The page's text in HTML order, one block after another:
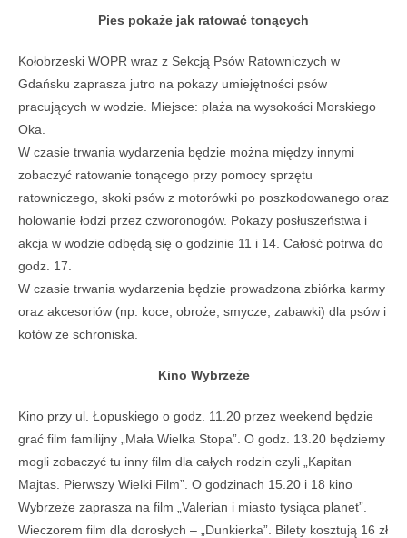
Pies pokaże jak ratować tonących
Kołobrzeski WOPR wraz z Sekcją Psów Ratowniczych w
Gdańsku zaprasza jutro na pokazy umiejętności psów
pracujących w wodzie. Miejsce: plaża na wysokości Morskiego
Oka.
W czasie trwania wydarzenia będzie można między innymi
zobaczyć ratowanie tonącego przy pomocy sprzętu
ratowniczego, skoki psów z motorówki po poszkodowanego oraz
holowanie łodzi przez czworonogów. Pokazy posłuszeństwa i
akcja w wodzie odbędą się o godzinie 11 i 14. Całość potrwa do
godz. 17.
W czasie trwania wydarzenia będzie prowadzona zbiórka karmy
oraz akcesoriów (np. koce, obroże, smycze, zabawki) dla psów i
kotów ze schroniska.
Kino Wybrzeże
Kino przy ul. Łopuskiego o godz. 11.20 przez weekend będzie
grać film familijny „Mała Wielka Stopa”. O godz. 13.20 będziemy
mogli zobaczyć tu inny film dla całych rodzin czyli „Kapitan
Majtas. Pierwszy Wielki Film”. O godzinach 15.20 i 18 kino
Wybrzeże zaprasza na film „Valerian i miasto tysiąca planet”.
Wieczorem film dla dorosłych – „Dunkierka”. Bilety kosztują 16 zł